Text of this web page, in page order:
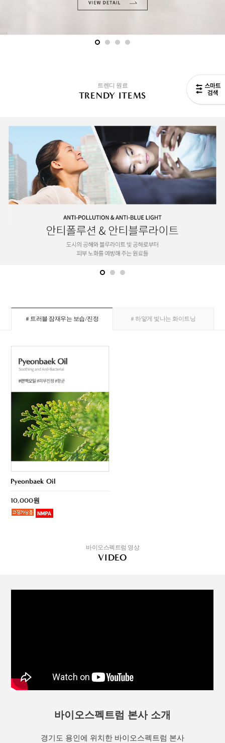
트렌디 원료
TRENDY ITEMS
# 트러블 잠재우는 보습/진정 # 하얗게 빛나는 화이트닝
Pyeonbaek Oil
10,000원
바이오스펙트럼 영상
VIDEO
바이오스펙트럼 본사 소개
경기도 용인에 위치한 바이오스펙트럼 본사